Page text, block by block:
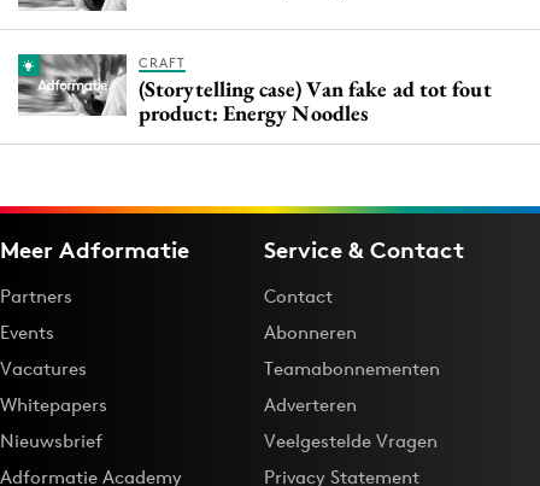
CRAFT
(Storytelling case) Van fake ad tot fout
product: Energy Noodles
Meer Adformatie
Partners
Events
Vacatures
Whitepapers
Nieuwsbrief
Adformatie Academy
Service & Contact
Contact
Abonneren
Teamabonnementen
Adverteren
Veelgestelde Vragen
Privacy Statement